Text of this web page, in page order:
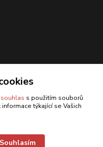
souhlas s použitím souborů
týkající se Vašich
Souhlasím